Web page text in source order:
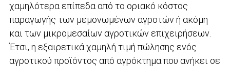
χαμηλότερα επίπεδα από το οριακό κόστος
παραγωγής των μεμονωμένων αγροτών ή ακόμη
και των μικρομεσαίων αγροτικών επιχειρήσεων.
Έτσι, η εξαιρετικά χαμηλή τιμή πώλησης ενός
αγροτικού προϊόντος από αγρόκτημα που ανήκει σε